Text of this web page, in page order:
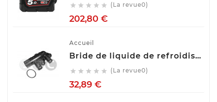
     (La revue0)
202,80 €Prix
Accueil
Bride de liquide de refroidissement STC T403544
     (La revue0)
32,89 €Prix